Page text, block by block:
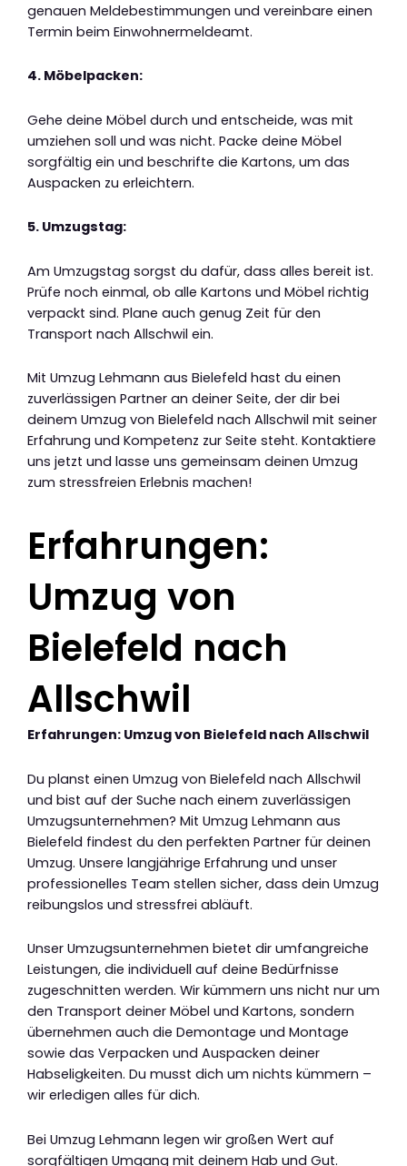
genauen Meldebestimmungen und vereinbare einen
Termin beim Einwohnermeldeamt.
4. Möbelpacken:
Gehe deine Möbel durch und entscheide, was mit
umziehen soll und was nicht. Packe deine Möbel
sorgfältig ein und beschrifte die Kartons, um das
Auspacken zu erleichtern.
5. Umzugstag:
Am Umzugstag sorgst du dafür, dass alles bereit ist.
Prüfe noch einmal, ob alle Kartons und Möbel richtig
verpackt sind. Plane auch genug Zeit für den
Transport nach Allschwil ein.
Mit Umzug Lehmann aus Bielefeld hast du einen
zuverlässigen Partner an deiner Seite, der dir bei
deinem Umzug von Bielefeld nach Allschwil mit seiner
Erfahrung und Kompetenz zur Seite steht. Kontaktiere
uns jetzt und lasse uns gemeinsam deinen Umzug
zum stressfreien Erlebnis machen!
Erfahrungen:
Umzug von
Bielefeld nach
Allschwil
Erfahrungen: Umzug von Bielefeld nach Allschwil
Du planst einen Umzug von Bielefeld nach Allschwil
und bist auf der Suche nach einem zuverlässigen
Umzugsunternehmen? Mit Umzug Lehmann aus
Bielefeld findest du den perfekten Partner für deinen
Umzug. Unsere langjährige Erfahrung und unser
professionelles Team stellen sicher, dass dein Umzug
reibungslos und stressfrei abläuft.
Unser Umzugsunternehmen bietet dir umfangreiche
Leistungen, die individuell auf deine Bedürfnisse
zugeschnitten werden. Wir kümmern uns nicht nur um
den Transport deiner Möbel und Kartons, sondern
übernehmen auch die Demontage und Montage
sowie das Verpacken und Auspacken deiner
Habseligkeiten. Du musst dich um nichts kümmern –
wir erledigen alles für dich.
Bei Umzug Lehmann legen wir großen Wert auf
sorgfältigen Umgang mit deinem Hab und Gut.